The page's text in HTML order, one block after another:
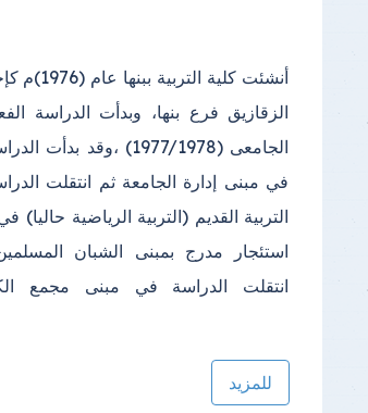
أنشئت كلية
الزقازيق فرع بنها، وبدأت الدراسة
الجامعى (1977/1978) ،وقد
في مبنى إدارة الجامعة ثم انتقلت
استئجار مدرج بمبنى الشبان
انتقلت الدراسة في مبنى مجمع
مبنى خاص بالكلية في مجمع الكليات
إليه في عام (2013)؛ ويتكون
(2) مبنى الأول المبنى الإداري
للمزيد